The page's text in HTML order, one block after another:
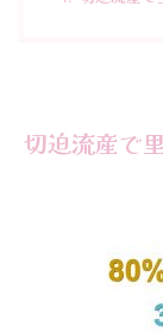
切迫流産で